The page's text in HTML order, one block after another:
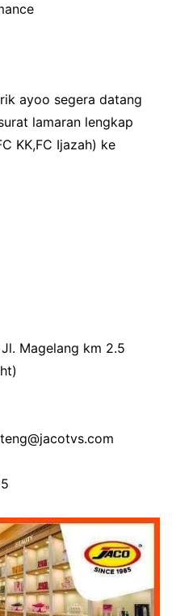
ayoo segera datang
lamaran lengkap
KK,FC Ijazah) ke
Magelang km 2.5